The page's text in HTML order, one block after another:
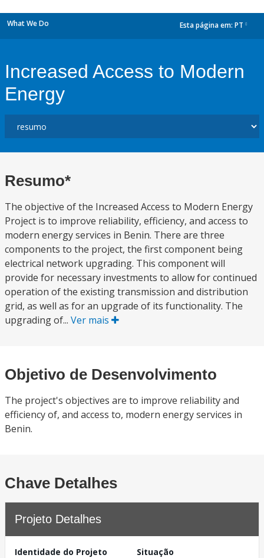
What We Do Esta página em: PT
Increased Access to Modern
Energy
Resumo*
The objective of the Increased Access to Modern Energy
Project is to improve reliability, efficiency, and access to
modern energy services in Benin. There are three
components to the project, the first component being
electrical network upgrading. This component will
provide for necessary investments to allow for continued
operation of the existing transmission and distribution
grid, as well as for an upgrade of its functionality. The
upgrading of... Ver mais
Objetivo de Desenvolvimento
The project's objectives are to improve reliability and
efficiency of, and access to, modern energy services in
Benin.
Chave Detalhes
Projeto Detalhes
Identidade do Projeto
Situação